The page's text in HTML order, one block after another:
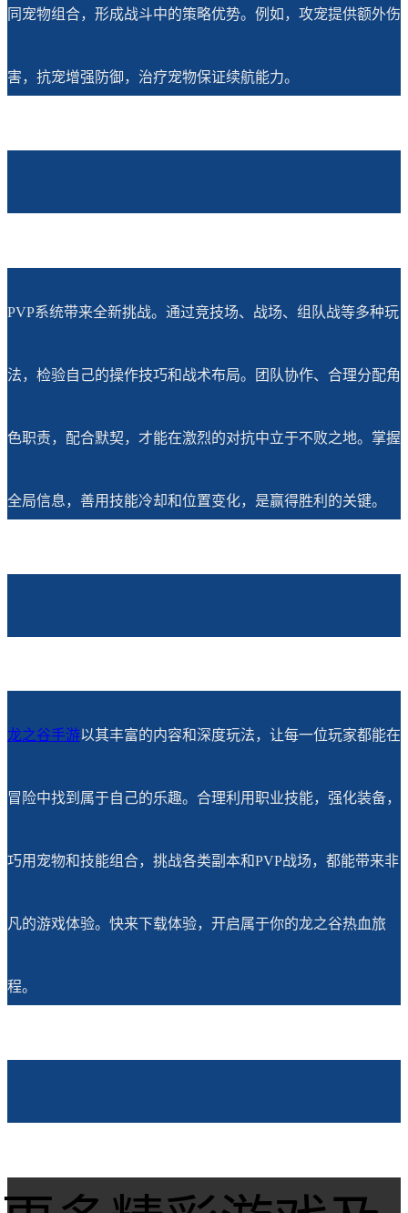
同宠物组合，形成战斗中的策略优势。例如，攻宠提供额外伤
害，抗宠增强防御，治疗宠物保证续航能力。
PVP系统带来全新挑战。通过竞技场、战场、组队战等多种玩
法，检验自己的操作技巧和战术布局。团队协作、合理分配角
色职责，配合默契，才能在激烈的对抗中立于不败之地。掌握
全局信息，善用技能冷却和位置变化，是赢得胜利的关键。
龙之谷手游以其丰富的内容和深度玩法，让每一位玩家都能在
冒险中找到属于自己的乐趣。合理利用职业技能，强化装备，
巧用宠物和技能组合，挑战各类副本和PVP战场，都能带来非
凡的游戏体验。快来下载体验，开启属于你的龙之谷热血旅
程。